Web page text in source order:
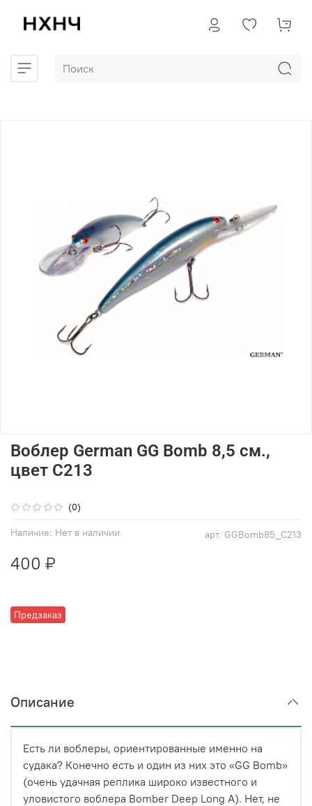
(0)
арт. GGBomb85_C213
Наличие: Нет в наличии
Предзаказ
Воблер German GG Bomb 8,5 см.,
цвет C213
400 ₽
Описание
Есть ли воблеры, ориентированные именно на
судака? Конечно есть и один из них это «GG Bomb»
(очень удачная реплика широко известного и
уловистого воблера Bomber Deep Long A). Нет, не